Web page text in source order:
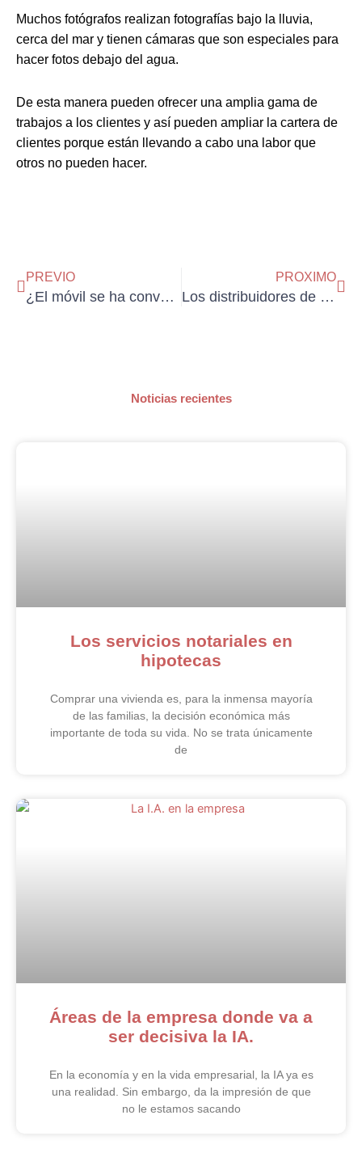
Muchos fotógrafos realizan fotografías bajo la lluvia,
cerca del mar y tienen cámaras que son especiales para
hacer fotos debajo del agua.
De esta manera pueden ofrecer una amplia gama de
trabajos a los clientes y así pueden ampliar la cartera de
clientes porque están llevando a cabo una labor que
otros no pueden hacer.
PREVIO
¿El móvil se ha convertido en un problema para una pareja?
PROXIMO
Los distribuidores de ropa para los negocios
Noticias recientes
Los servicios notariales en
hipotecas
Comprar una vivienda es, para la inmensa mayoría
de las familias, la decisión económica más
importante de toda su vida. No se trata únicamente
de
Áreas de la empresa donde va a
ser decisiva la IA.
En la economía y en la vida empresarial, la IA ya es
una realidad. Sin embargo, da la impresión de que
no le estamos sacando